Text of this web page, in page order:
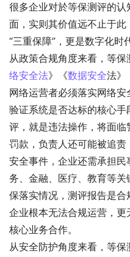
很多企业对於等保测评的认
面，实则其价值远不止于
“三重保障”，更是数字化时
从政策合规角度来看，等保
络安全法》《数据安全法》
网络运营者必须落实网络
验证系统是否达标的核心
评，就是违法操作，将面
罚款，负责人还可能被追
安全事件，企业还需承担
务、金融、医疗、教育等
保落实情况，测评报告是合
企业根本无法合规运营，
核心业务合作。
从安全防护角度来看，等保